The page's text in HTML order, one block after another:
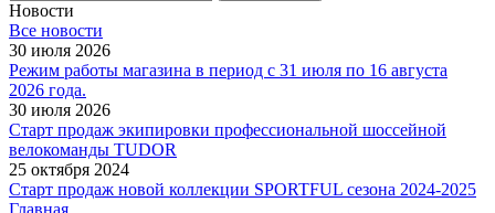
Новости
Все новости
30 июля 2026
Режим работы магазина в период с 31 июля по 16 августа
2026 года.
30 июля 2026
Старт продаж экипировки профессиональной шоссейной
велокоманды TUDOR
25 октября 2024
Старт продаж новой коллекции SPORTFUL сезона 2024-2025
Главная